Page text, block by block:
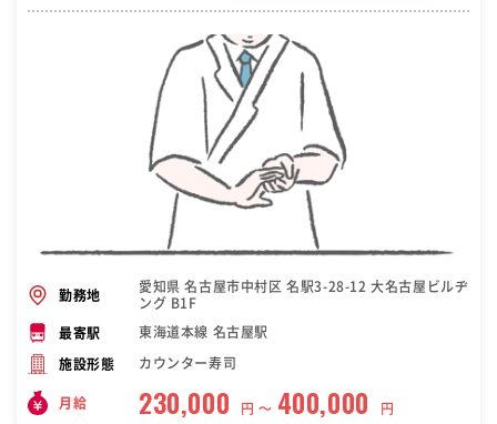
勤務地
愛知県 名古屋市中村区 名駅3-28-12 大名古屋ビルヂ
ング B1F
最寄駅 東海道本線 名古屋駅
施設形態 カウンター寿司
月給 230,000 円 〜 400,000 円